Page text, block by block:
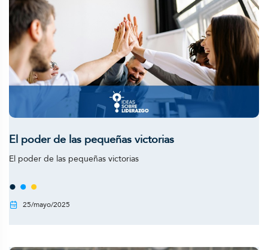
El poder de las pequeñas victorias
El poder de las pequeñas victorias
25/mayo/2025